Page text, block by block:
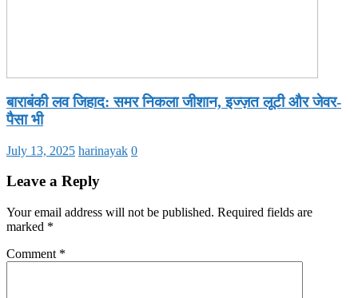
बाराबंकी लव जिहाद: समर निकला जीशान, इज्ज़त लूटी और जेवर-
पैसा भी
July 13, 2025 harinayak 0
Leave a Reply
Your email address will not be published. Required fields are
marked *
Comment *